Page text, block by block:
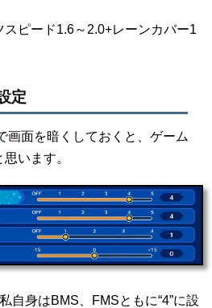
ピード1.6～2.0+レーンカバー1
定
画面を暗くしておくと、ゲーム
います。
自身はBMS、FMSともに“4”に設